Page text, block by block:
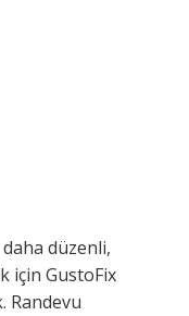
düzenli,
için GustoFix
Randevu